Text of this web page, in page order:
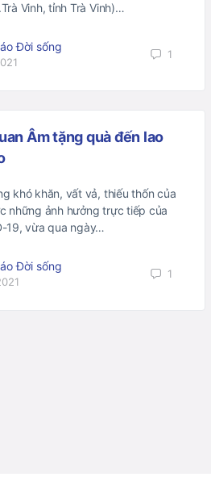
Vinh, tỉnh Trà Vinh)…
Đời sống
1
Âm tặng quà đến lao
khó khăn, vất vả, thiếu thốn của
những ảnh hưởng trực tiếp của
19, vừa qua ngày…
Đời sống
1